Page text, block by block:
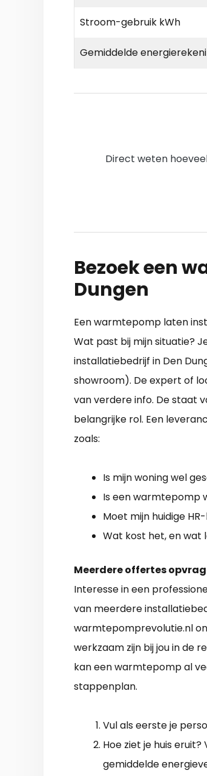
Stroom-gebruik kWh
Gemiddelde
Direct weten
Bezoek een
Dungen
Een warmtepomp laten
Wat past bij mijn situatie?
installatiebedrijf in Den
showroom). De expert of
van verdere info. De staat
belangrijke rol. Een
zoals:
Is mijn woning wel
Is een warmtepomp
Moet mijn huidige
Wat kost het, en wat
Meerdere offertes
Interesse in een
van meerdere
warmtepomprevolutie.nl
werkzaam zijn bij jou in de
kan een warmtepomp al
stappenplan.
Vul als eerste je
Hoe ziet je huis
gemiddelde